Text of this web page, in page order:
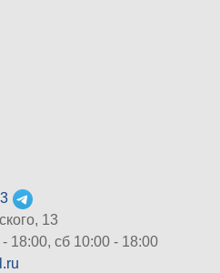
13
18:00, сб 10:00 - 18:00